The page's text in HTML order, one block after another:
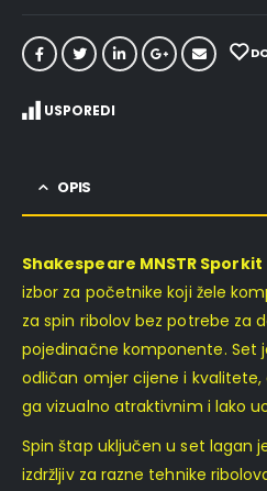
USPOREDI
OPIS
Shakespeare MNSTR
izbor za početnike koji žele
za spin ribolov bez potrebe za
pojedinačne komponente. Set
odličan omjer cijene i
ga vizualno atraktivnim i lako
Spin štap uključen u set lagan
izdržljiv za razne tehnike